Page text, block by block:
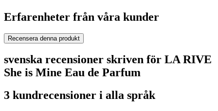
Erfarenheter från våra kunder
Recensera denna produkt
svenska recensioner skriven för LA RIVE
She is Mine Eau de Parfum
3 kundrecensioner i alla språk